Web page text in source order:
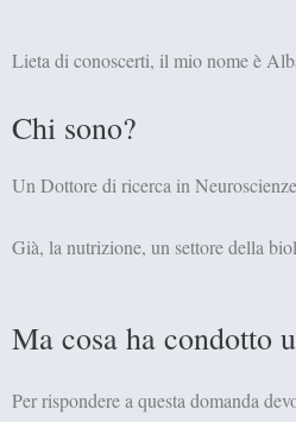
Lieta di conoscerti, il mio nome è
Chi sono?
Un Dottore di ricerca in
Già, la nutrizione, un settore della
Ma cosa ha condotto
Per rispondere a questa domanda